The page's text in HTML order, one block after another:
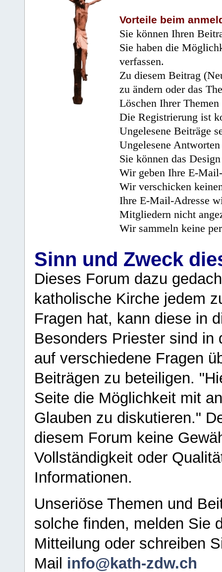
Vorteile beim
Sie können Ihren
Sie haben die
verfassen.
Zu diesem Beitrag
zu ändern oder das
Löschen Ihrer
Die Registrierung ist
Ungelesene Beiträge
Ungelesene
Sie können das
Wir geben Ihre E-
Wir verschicken
Ihre E-Mail-Adresse
Mitgliedern nicht
Wir sammeln keine
Sinn und Zweck
Dieses Forum dazu
katholische Kirche jedem
Fragen hat, kann diese in
Besonders Priester sind in
auf verschiedene Fragen
Beiträgen zu beteiligen.
Seite die Möglichkeit mit
Glauben zu diskutieren."
diesem Forum keine
Vollständigkeit oder
Informationen.
Unseriöse Themen und
solche finden, melden Sie
Mitteilung oder schreiben
Mail info@kath-zdw.ch